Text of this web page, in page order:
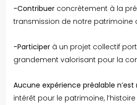
-Contribuer concrètement à la
transmission de notre patrimoine
-Participer à un projet collectif
grandement valorisant pour la
Aucune expérience préalable n’est
intérêt pour le patrimoine,